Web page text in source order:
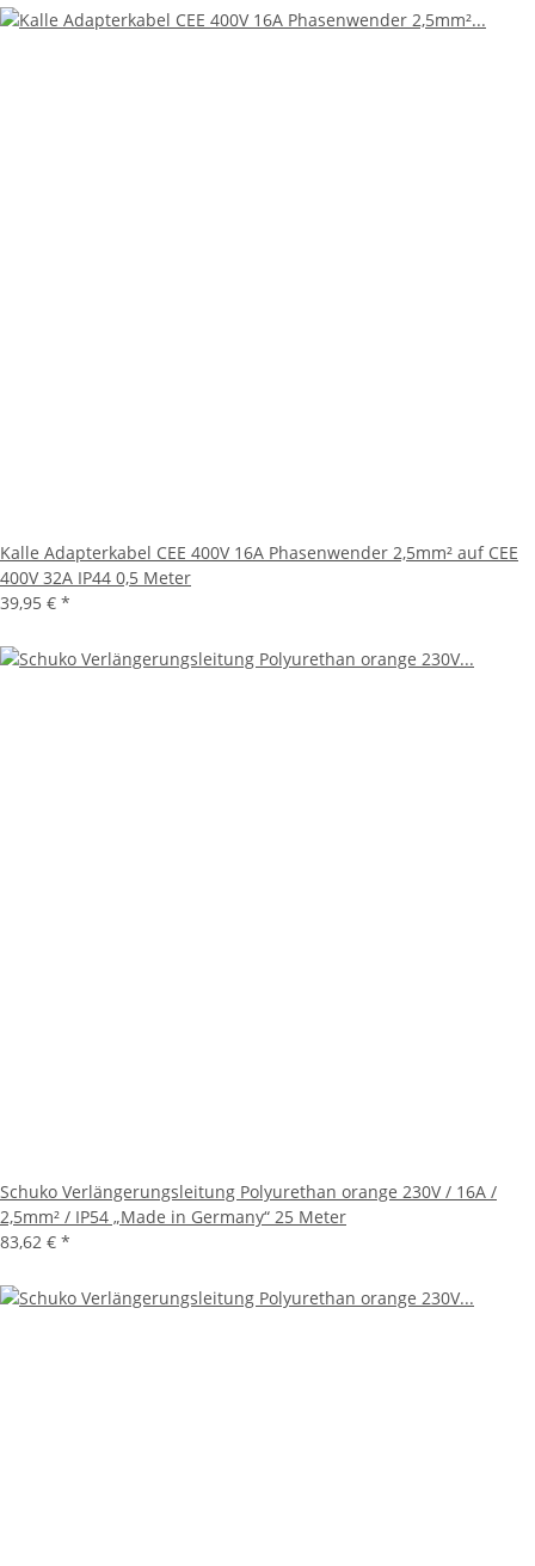
Kalle Adapterkabel CEE 400V 16A Phasenwender 2,5mm² auf CEE
400V 32A IP44 0,5 Meter
39,95 € *
Schuko Verlängerungsleitung Polyurethan orange 230V / 16A /
2,5mm² / IP54 „Made in Germany“ 25 Meter
83,62 € *